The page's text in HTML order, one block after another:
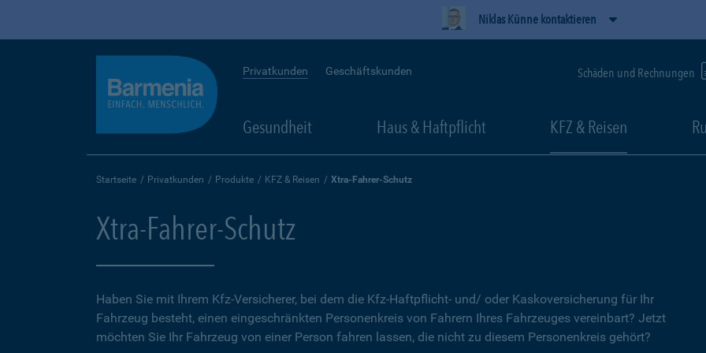
Niklas Künne kontaktieren
Privatkunden Geschäftskunden Schäden und Rechnungen
Gesundheit Haus & Haftpflicht KFZ & Reisen
Startseite Privatkunden Produkte KFZ & Reisen Xtra-Fahrer-Schutz
Xtra-Fahrer-Schutz
Haben Sie mit Ihrem Kfz-Versicherer, bei dem die Kfz-Haftpflicht- und/ oder Kaskoversicherung für Ihr
Fahrzeug besteht, einen eingeschränkten Personenkreis von Fahrern Ihres Fahrzeuges vereinbart? Jetzt
möchten Sie Ihr Fahrzeug von einer Person fahren lassen, die nicht zu diesem Personenkreis gehört?